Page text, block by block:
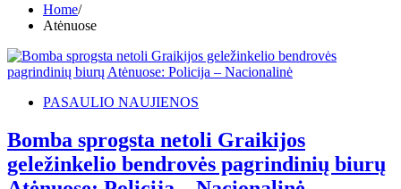
Home
Atėnuose
PASAULIO NAUJIENOS
Bomba sprogsta netoli Graikijos
geležinkelio bendrovės pagrindinių biurų